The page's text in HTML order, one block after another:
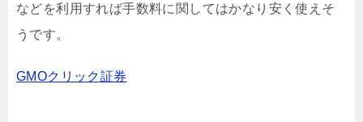
などを利用すれば手数料に関してはかなり安く使えそ
うです。
GMOクリック証券